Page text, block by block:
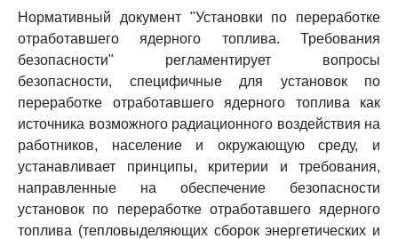
Нормативный документ "Установки по переработке
отработавшего ядерного топлива. Требования
безопасности" регламентирует вопросы
безопасности, специфичные для установок по
переработке отработавшего ядерного топлива как
источника возможного радиационного воздействия на
работников, население и окружающую среду, и
устанавливает принципы, критерии и требования,
направленные на обеспечение безопасности
установок по переработке отработавшего ядерного
топлива (тепловыделяющих сборок энергетических и